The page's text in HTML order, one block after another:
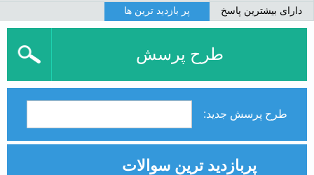
دارای بیشترین پاسخ
پر بازدید ترین ها
طرح پرسش
طرح پرسش جدید:
پربازدید ترین سوالات